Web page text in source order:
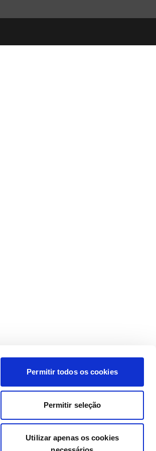
Permitir todos os cookies
Permitir seleção
Utilizar apenas os cookies